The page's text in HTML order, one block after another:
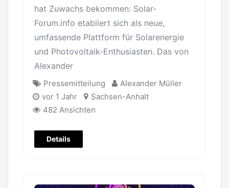
hat Zuwachs bekommen: Solar-
Forum.info etabliert sich als neue,
umfassende Plattform für Solarenergie
und Photovoltaik-Enthusiasten. Das von
Alexander
Pressemitteilung
Alexander Müller
vor 1 Jahr
Sachsen-Anhalt
482 Ansichten
Details